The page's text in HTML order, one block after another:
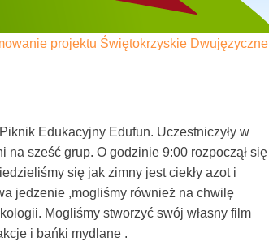
projektu Świętokrzyskie Dwujęzyczne
Edukacyjny Edufun. Uczestniczyły w
sześć grup. O godzinie 9:00 rozpoczął się
się jak zimny jest ciekły azot i
jedzenie ,mogliśmy również na chwilę
Mogliśmy stworzyć swój własny film
i bańki mydlane .